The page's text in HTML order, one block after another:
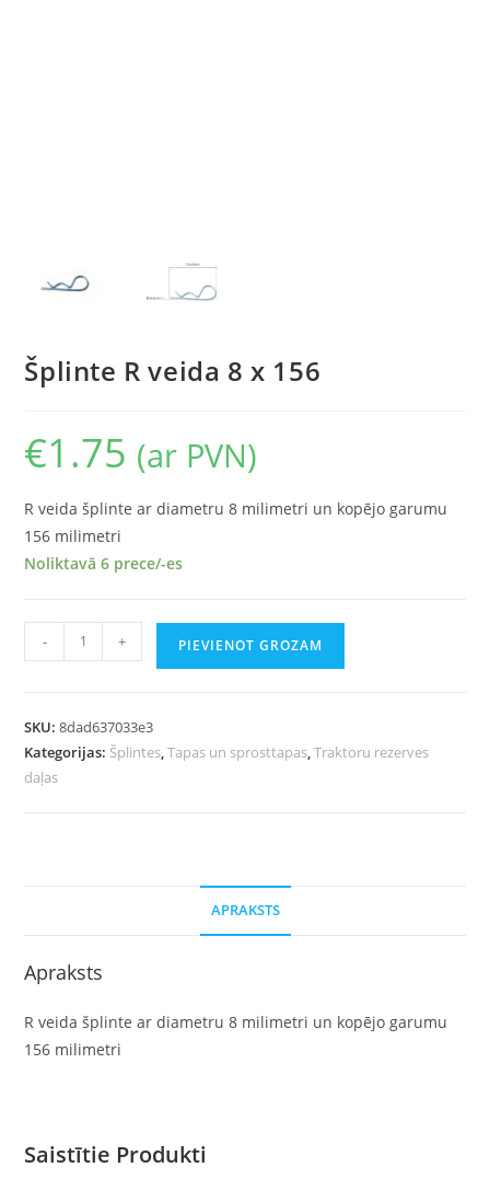
Šplinte R veida 8 x 156
€1.75 (ar PVN)
R veida šplinte ar diametru 8 milimetri un kopējo garumu
156 milimetri
Noliktavā 6 prece/-es
- + PIEVIENOT GROZAM
SKU:8dad637033e3
Kategorijas: Šplintes ,Tapas un sprosttapas ,Traktoru rezerves
daļas
APRAKSTS
Apraksts
R veida šplinte ar diametru 8 milimetri un kopējo garumu
156 milimetri
Saistītie Produkti